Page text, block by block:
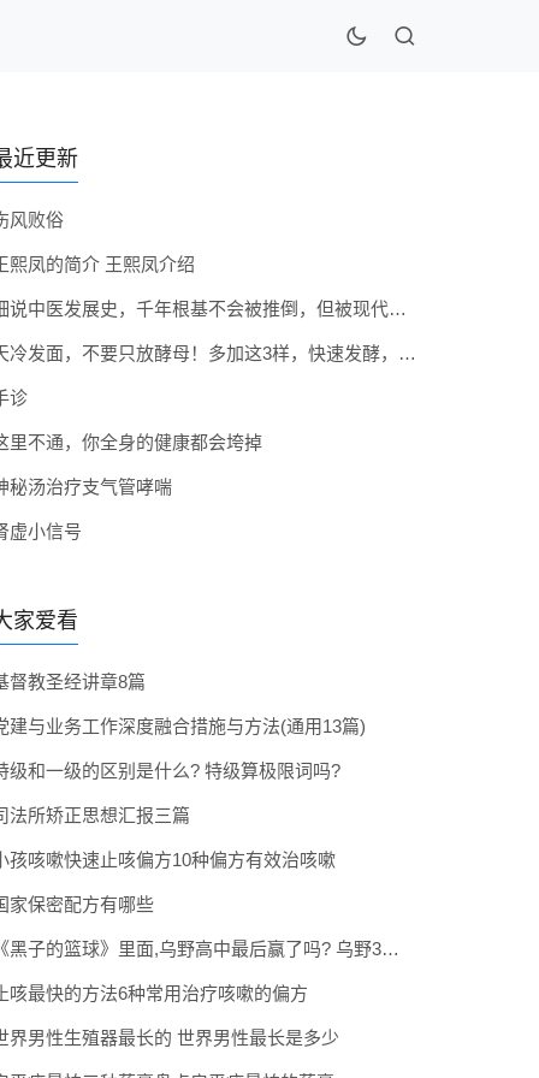
近更新
风败俗
熙凤的简介 王熙凤介绍
细说中医发展史，千年根基不会被推倒，但被现代医疗模式堵住出路
天冷发面，不要只放酵母！多加这3样，快速发酵，蓬松香软弹性十足
诊
里不通，你全身的健康都会垮掉
秘汤治疗支气管哮喘
虚小信号
家爱看
督教圣经讲章8篇
建与业务工作深度融合措施与方法(通用13篇)
级和一级的区别是什么? 特级算极限词吗?
法所矫正思想汇报三篇
孩咳嗽快速止咳偏方10种偏方有效治咳嗽
家保密配方有哪些
《黑子的篮球》里面,乌野高中最后赢了吗? 乌野3年拿到全国冠军了吗
咳最快的方法6种常用治疗咳嗽的偏方
界男性生殖器最长的 世界男性最长是多少